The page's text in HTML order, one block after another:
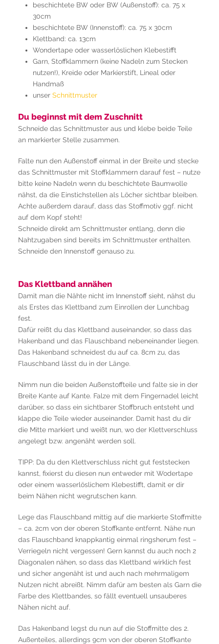
beschichtete BW oder BW (Außenstoff): ca. 75 x
30cm
beschichtete BW (Innenstoff): ca. 75 x 30cm
Klettband: ca. 13cm
Wondertape oder wasserlöslichen Klebestifft
Garn, Stoffklammern (keine Nadeln zum Stecken
nutzen!), Kreide oder Markierstift, Lineal oder
Handmaß
unser Schnittmuster
Du beginnst mit dem Zuschnitt
Schneide das Schnittmuster aus und klebe beide Teile
an markierter Stelle zusammen.
Falte nun den Außenstoff einmal in der Breite und stecke
das Schnittmuster mit Stoffklammern darauf fest – nutze
bitte keine Nadeln wenn du beschichtete Baumwolle
nähst, da die Einstichstellen als Löcher sichtbar bleiben.
Achte außerdem darauf, dass das Stoffmotiv ggf. nicht
auf dem Kopf steht!
Schneide direkt am Schnittmuster entlang, denn die
Nahtzugaben sind bereits im Schnittmuster enthalten.
Schneide den Innenstoff genauso zu.
Das Klettband annähen
Damit man die Nähte nicht im Innenstoff sieht, nähst du
als Erstes das Klettband zum Einrollen der Lunchbag
fest.
Dafür reißt du das Klettband auseinander, so dass das
Hakenband und das Flauschband nebeneinander liegen.
Das Hakenband schneidest du auf ca. 8cm zu, das
Flauschband lässt du in der Länge.
Nimm nun die beiden Außenstoffteile und falte sie in der
Breite Kante auf Kante. Falze mit dem Fingernadel leicht
darüber, so dass ein sichtbarer Stoffbruch entsteht und
klappe die Teile wieder auseinander. Damit hast du dir
die Mitte markiert und weißt nun, wo der Klettverschluss
angelegt bzw. angenäht werden soll.
TIPP: Da du den Klettverschluss nicht gut feststecken
kannst, fixierst du diesen nun entweder mit Wodertape
oder einem wasserlöslichem Klebestifft, damit er dir
beim Nähen nicht wegrutschen kann.
Lege das Flauschband mittig auf die markierte Stoffmitte
– ca. 2cm von der oberen Stoffkante entfernt. Nähe nun
das Flauschband knappkantig einmal ringsherum fest –
Verriegeln nicht vergessen! Gern kannst du auch noch 2
Diagonalen nähen, so dass das Klettband wirklich fest
und sicher angenäht ist und auch nach mehrmaligem
Nutzen nicht abreißt. Nimm dafür am besten als Garn die
Farbe des Klettbandes, so fällt eventuell unsauberes
Nähen nicht auf.
Das Hakenband legst du nun auf die Stoffmitte des 2.
Außenteiles, allerdings 9cm von der oberen Stoffkante